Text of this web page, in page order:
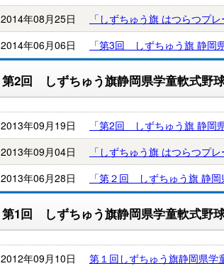
2014年08月25日
「しずちゅう旗 はつらつプ
2014年06月06日
「第3回 しずちゅう旗 静岡
第2回 しずちゅう旗静岡県学童軟式野
2013年09月19日
「第2回 しずちゅう旗 静岡
2013年09月04日
「しずちゅう旗 はつらつプ
2013年06月28日
「第２回 しずちゅう旗 静
第1回 しずちゅう旗静岡県学童軟式野
2012年09月10日
第１回しずちゅう旗静岡県学